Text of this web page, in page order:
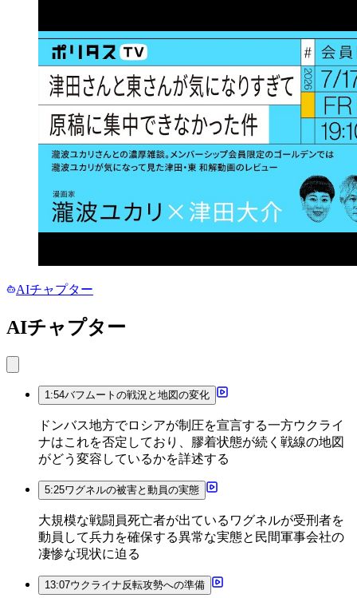
AIチャプター
AIチャプター
1:54バフムートの戦況と地図の変化
ドンバス地方でロシアが制圧を宣言する一方ウクライ
ナはこれを否定しており、膠着状態が続く戦線の地図
がどう変容しているかを詳述する
5:25ワグネルの被害と動員の実態
大規模な戦闘員死亡者が出ているワグネルが受刑者を
動員して兵力を確保する異常な実態と民間軍事会社の
凄惨な現状に迫る
13:07ウクライナ反転攻勢への準備